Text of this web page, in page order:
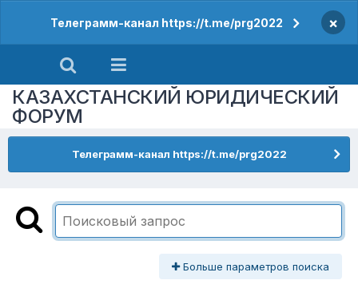
Телеграмм-канал https://t.me/prg2022 ×
КАЗАХСТАНСКИЙ ЮРИДИЧЕСКИЙ
ФОРУМ
Телеграмм-канал https://t.me/prg2022
Больше параметров поиска